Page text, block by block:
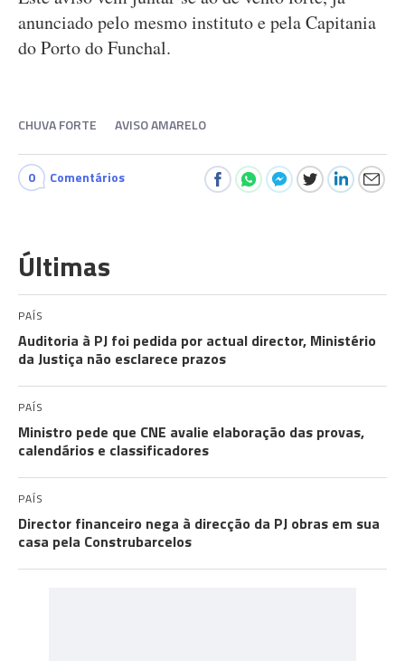
anunciado pelo mesmo instituto e pela Capitania
do Porto do Funchal.
CHUVA FORTE AVISO AMARELO
0 Comentários
Últimas
PAÍS
Auditoria à PJ foi pedida por actual director, Ministério
da Justiça não esclarece prazos
PAÍS
Ministro pede que CNE avalie elaboração das provas,
calendários e classificadores
PAÍS
Director financeiro nega à direcção da PJ obras em sua
casa pela Construbarcelos